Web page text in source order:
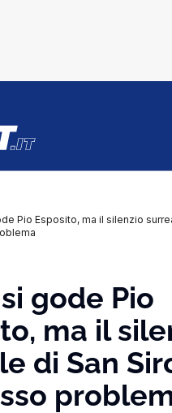
Pio Esposito, ma il silenzio
si gode Pio
ma il
di San